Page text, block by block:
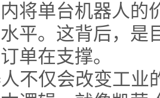
将单台机器人的
平。这背后，是
单在支撑。
不仅会改变工业